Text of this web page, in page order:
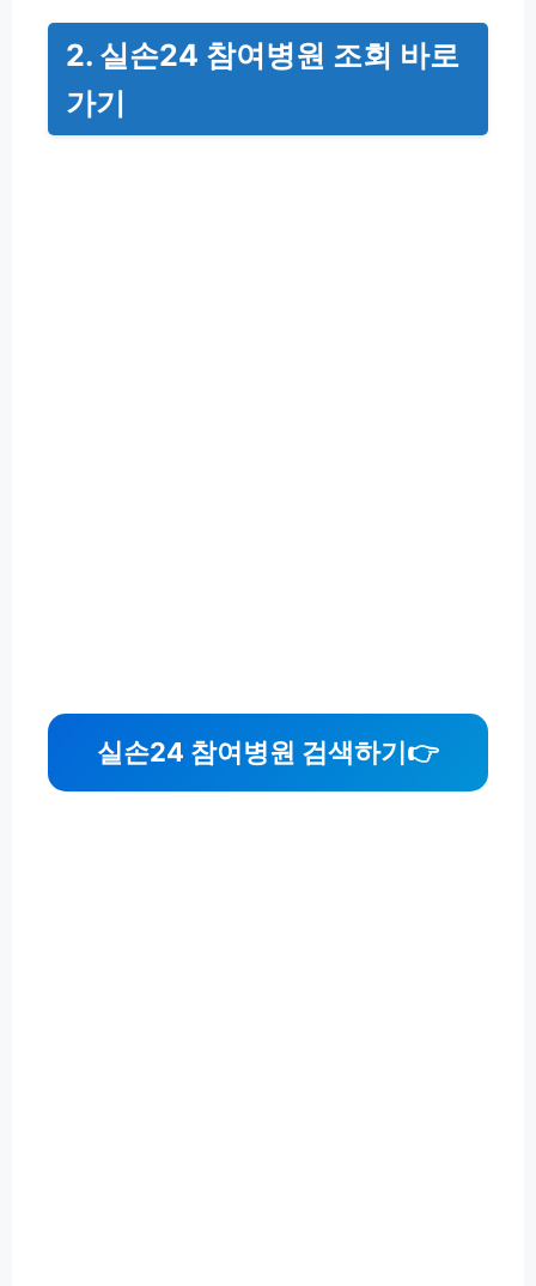
2. 실손24 참여병원 조회 바로
가기
실손24 참여병원 검색하기👉